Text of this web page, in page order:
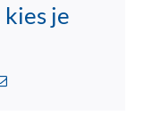
je
Email